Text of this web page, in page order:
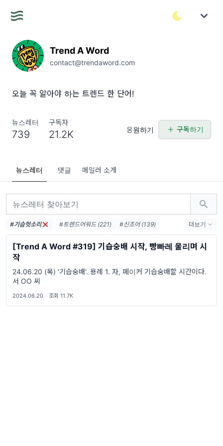
Trend A Word
contact@trendaword.com
오늘 꼭 알아야 하는 트렌드 한 단어!
뉴스레터
739
구독자
21.2K 응원하기 구독하기
뉴스레터 댓글 메일러 소개
#기습헛소리 #트렌드어워드 (221)
#신조어 (139)
#trendaword (117)
#유행어 (57)
#휴재 (29)
#트렌드어워드뉴스레터 (27)
#2026밈 (26)
#밈 (24)
#MZ세대 (23)
#하루휴재 (18)
더보기
[Trend A Word #319] 기습숭배 시작, 빵빠레 울리며 시
작
24.06.20 (목) '기습숭배'. 용례 1. 자, 페이커 기습숭배할 시간이다.
서 OO 씨
2024.06.20 · 조회 11.7K